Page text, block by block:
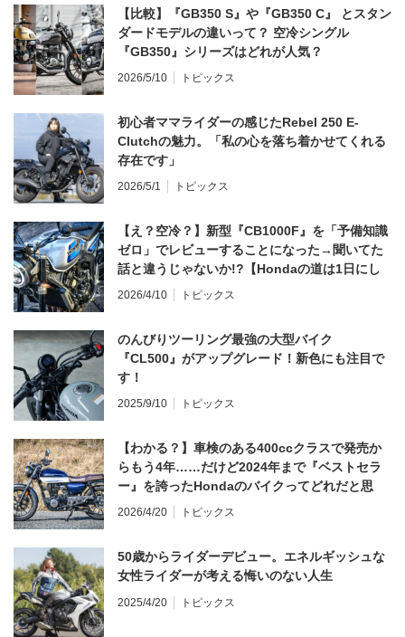
【比較】『GB350 S』や『GB350 C』 とスタン
ダードモデルの違いって？ 空冷シングル
『GB350』シリーズはどれが人気？
2026/5/10 トピックス
初心者ママライダーの感じたRebel 250 E-
Clutchの魅力。「私の心を落ち着かせてくれる
存在です」
2026/5/1 トピックス
【え？空冷？】新型『CB1000F』を「予備知識
ゼロ」でレビューすることになった→聞いてた
話と違うじゃないか!?【Hondaの道は1日にし
てならず／CB1000F ①第一印象 編】
2026/4/10 トピックス
のんびりツーリング最強の大型バイク
『CL500』がアップグレード！新色にも注目で
す！
2025/9/10 トピックス
【わかる？】車検のある400ccクラスで発売か
らもう4年……だけど2024年まで『ベストセラ
ー』を誇ったHondaのバイクってどれだと思
う？
2026/4/20 トピックス
50歳からライダーデビュー。エネルギッシュな
女性ライダーが考える悔いのない人生
2025/4/20 トピックス